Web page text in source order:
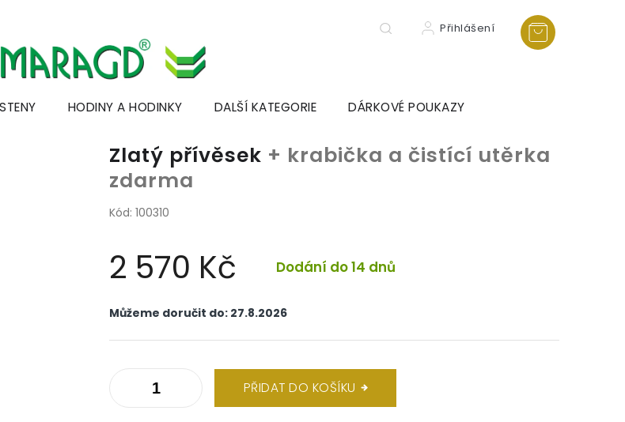
Přihlášení
HODINY A HODINKY DALŠÍ KATEGORIE DÁRKOVÉ POUKAZY
Zlatý přívěsek + krabička a čistící utěrka
zdarma
Kód: 100310
2 570 Kč Dodání do 14 dnů
cena:
Můžeme doručit do: 27.8.2026
PŘIDAT DO KOŠÍKU